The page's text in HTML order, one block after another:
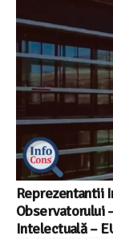
Reprezentantii
Observatorului
Intelectuală –